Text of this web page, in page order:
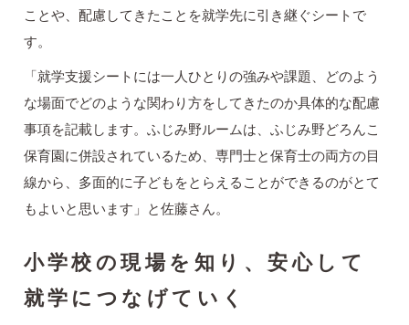
ことや、配慮してきたことを就学先に引き継ぐシートで
す。
「就学支援シートには一人ひとりの強みや課題、どのよう
な場面でどのような関わり方をしてきたのか具体的な配慮
事項を記載します。ふじみ野ルームは、ふじみ野どろんこ
保育園に併設されているため、専門士と保育士の両方の目
線から、多面的に子どもをとらえることができるのがとて
もよいと思います」と佐藤さん。
小学校の現場を知り、安心して
就学につなげていく